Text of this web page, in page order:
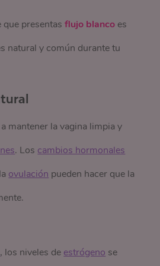
que presentasflujo blanco es
natural y común durante tu
mantener la vagina limpia y
. Los cambios hormonales
ovulación pueden hacer que la
, los niveles de estrógeno se